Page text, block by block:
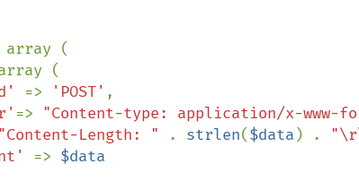
array (
(
=> 'POST' ,
=> "Content-type: application/x-www-
"Content-Length: " . strlen($data ) .
=> $data